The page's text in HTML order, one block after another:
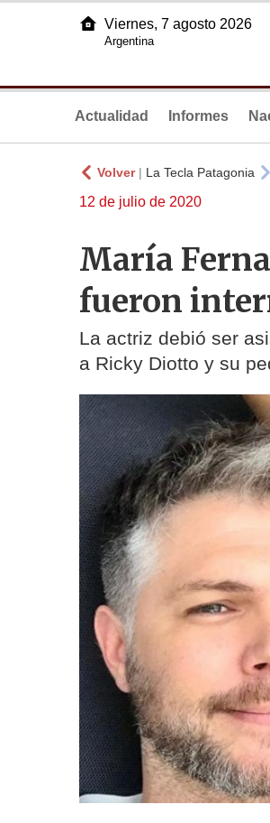
Viernes, 7 agosto 2026
Argentina
Actualidad Informes
Volver| La Tecla Patagonia
12 de julio de 2020
María
fueron
La actriz debió ser
a Ricky Diotto y su